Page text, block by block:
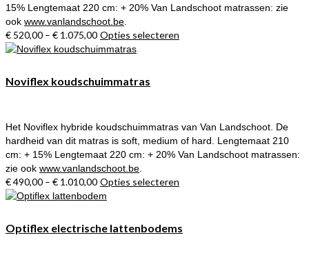
15% Lengtemaat 220 cm: + 20% Van Landschoot matrassen: zie
ook www.vanlandschoot.be
€ 520,00 – € 1.075,00 Opties selecteren
kan
gekozen
worden
de
Noviflex koudschuimmatras
Het Noviflex hybride koudschuimmatras van Van Landschoot. De
hardheid van dit matras is soft, medium of hard. Lengtemaat 210
cm: + 15% Lengtemaat 220 cm: + 20% Van Landschoot matrassen:
zie ook www.vanlandschoot.be.
€490,00 – € 1.010,00 Opties selecteren
variaties.
Optiflex electrische lattenbodems